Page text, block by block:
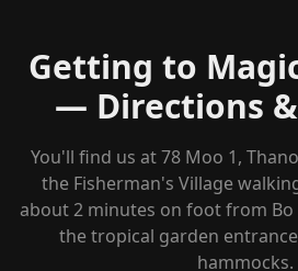
Getting to
— Directions
You'll find us at 78 Moo 1,
the Fisherman's Village
about 2 minutes on foot from Bo
the tropical garden
hammocks.